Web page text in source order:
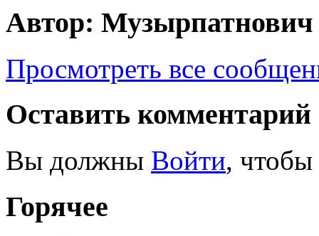
Автор: Музырпатнович
Просмотреть все
Оставить комментарий
Вы должны Войти, чтобы
Горячее